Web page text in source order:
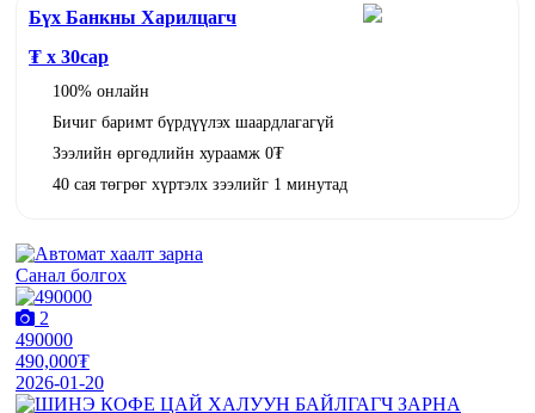
Бүх Банкны Харилцагч
₮ x 30сар
100% онлайн
Бичиг баримт бүрдүүлэх шаардлагагүй
Зээлийн өргөдлийн хураамж 0₮
40 сая төгрөг хүртэлх зээлийг 1 минутад
Санал болгох
2
490000
490,000₮
2026-01-20